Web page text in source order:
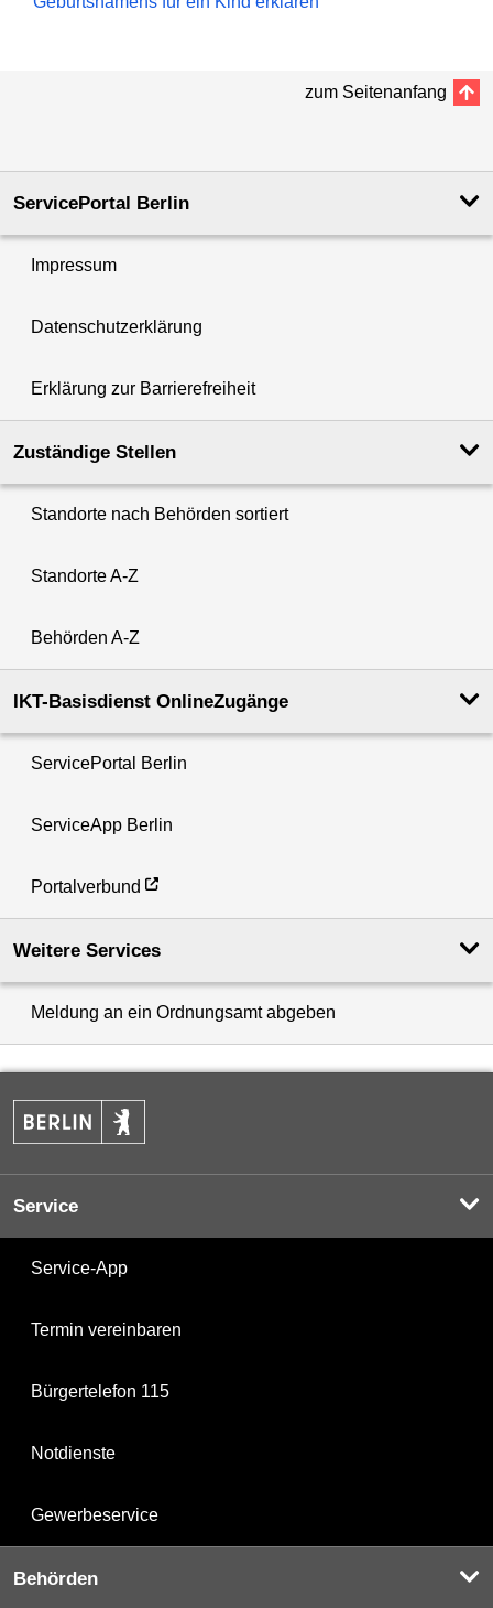
zum Seitenanfang
ServicePortal Berlin
Impressum
Datenschutzerklärung
Erklärung zur Barrierefreiheit
Zuständige Stellen
Standorte nach Behörden sortiert
Standorte A-Z
Behörden A-Z
IKT-Basisdienst OnlineZugänge
ServicePortal Berlin
ServiceApp Berlin
Portalverbund
Weitere Services
Meldung an ein Ordnungsamt abgeben
Service
Service-App
Termin vereinbaren
Bürgertelefon 115
Notdienste
Gewerbeservice
Behörden